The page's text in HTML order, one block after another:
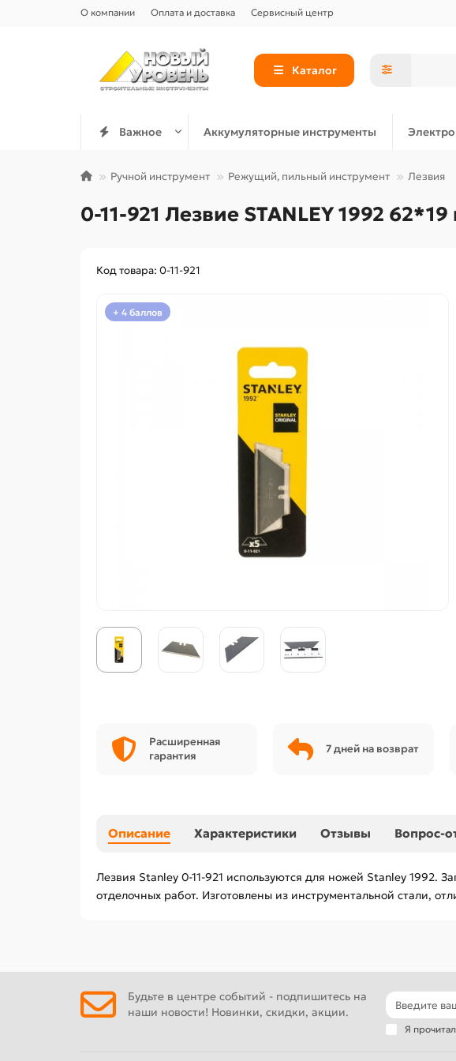
О компании Оплата и доставка Сервисный центр
Каталог
Важное Аккумуляторные инструменты
Ручной инструмент Режущий, пильный инструмент Лезвия
0-11-921 Лезвие STANLEY 1992
Код товара: 0-11-921
+ 4 баллов
Расширенная
гарантия
7 дней на возврат
Описание Характеристики Отзывы Вопрос-
Лезвия Stanley 0-11-921 используются для ножей Stanley
отделочных работ. Изготовлены из инструментальной стали,
Будьте в центре событий - подпишитесь на
наши новости! Новинки, скидки, акции.
Я